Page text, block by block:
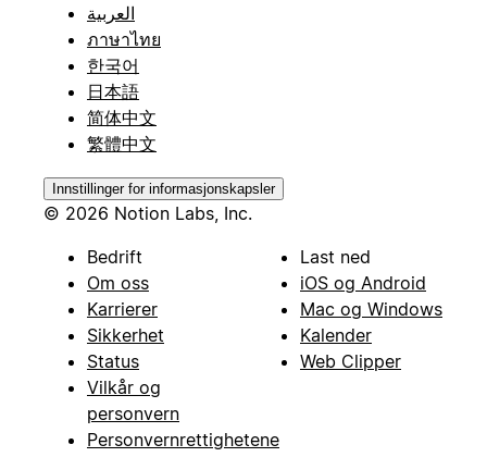
العربية
ภาษาไทย
한국어
日本語
简体中文
繁體中文
Innstillinger for informasjonskapsler
© 2026 Notion Labs, Inc.
Bedrift
Om oss
Karrierer
Sikkerhet
Status
Vilkår og
personvern
Personvernrettighetene
Last ned
iOS og Android
Mac og Windows
Kalender
Web Clipper